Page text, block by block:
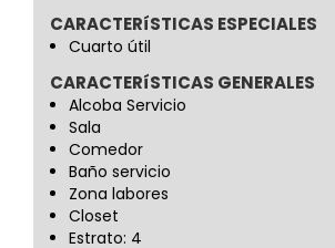
CARACTERíSTICAS ESPECIALES
Cuarto útil
CARACTERíSTICAS GENERALES
Alcoba Servicio
Sala
Comedor
Baño servicio
Zona labores
Closet
Estrato: 4